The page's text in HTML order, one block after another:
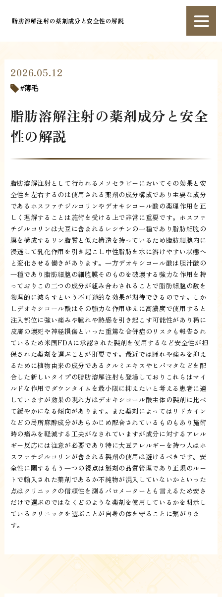
脂肪溶解注射の薬剤成分と安全性の解説
2026.05.12
薄毛
脂肪溶解注射の薬剤成分と安全
性の解説
脂肪溶解注射として行われるメソセラピーにおいてその効果と安
全性を左右するのは使用される薬剤の成分構成であり主要な成分
であるホスファチジルコリンやデオキシコール酸の薬理作用を正
しく理解することは施術を受ける上で非常に重要です。ホスファ
チジルコリンは大豆に含まれるレシチンの一種であり脂肪細胞の
膜を構成するリン脂質と似た構造を持っているため脂肪細胞内に
浸透して乳化作用を引き起こし中性脂肪を水に溶けやすい状態へ
と変化させる働きがあります。一方デオキシコール酸は胆汁酸の
一種であり脂肪細胞の細胞膜そのものを破壊する強力な作用を持
っておりこの二つの成分が組み合わされることで脂肪細胞の数を
物理的に減らすという不可逆的な効果が期待できるのです。しか
しデオキシコール酸はその強力な作用ゆえに高濃度で使用すると
注入部位に強い痛みや腫れや熱感を引き起こす可能性があり稀に
皮膚の壊死や神経損傷といった重篤な合併症のリスクも報告され
ているため米国FDAに承認された製剤を使用するなど安全性が担
保された薬剤を選ぶことが肝要です。最近では腫れや痛みを抑え
るために植物由来の成分であるクルミエキスやヒバマタなどを配
合した新しいタイプの脂肪溶解注射も登場しておりこれらはマイ
ルドな作用でダウンタイムを最小限に抑えたいと考える患者に適
していますが効果の現れ方はデオキシコール酸主体の製剤に比べ
て緩やかになる傾向があります。また薬剤によってはリドカイン
などの局所麻酔成分があらかじめ配合されているものもあり施術
時の痛みを軽減する工夫がなされていますが成分に対するアレル
ギー反応には注意が必要であり特に大豆アレルギーを持つ人はホ
スファチジルコリンが含まれる製剤の使用は避けるべきです。安
全性に関するもう一つの視点は製剤の品質管理であり正規のルー
トで輸入された薬剤であるか不純物が混入していないかといった
点はクリニックの信頼性を測るバロメーターとも言えるため安さ
だけで選ぶのではなくどのような薬剤を使用しているかを明示し
ているクリニックを選ぶことが自身の体を守ることに繋がりま
す。